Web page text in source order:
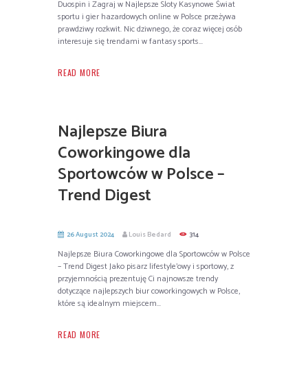
Duospin i Zagraj w Najlepsze Sloty Kasynowe Świat
sportu i gier hazardowych online w Polsce przeżywa
prawdziwy rozkwit. Nic dziwnego, że coraz więcej osób
interesuje się trendami w fantasy sports...
READ MORE
Najlepsze Biura
Coworkingowe dla
Sportowców w Polsce –
Trend Digest
26 August 2024 Louis Bedard 314
Najlepsze Biura Coworkingowe dla Sportowców w Polsce
– Trend Digest Jako pisarz lifestyle’owy i sportowy, z
przyjemnością prezentuję Ci najnowsze trendy
dotyczące najlepszych biur coworkingowych w Polsce,
które są idealnym miejscem...
READ MORE